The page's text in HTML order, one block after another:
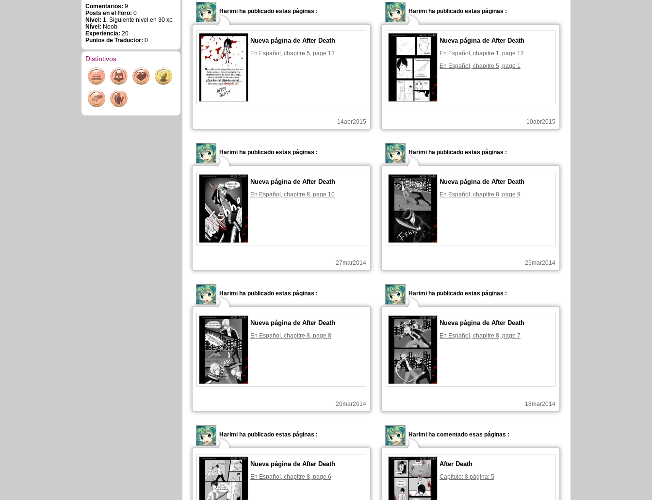
Comentarios: 9
Posts en el Foro: 0
Nivel: 1, Siguiente nivel en 30 xp
Nível: Noob
Experiencia: 20
Puntos de Traductor: 0
Distintivos
Harimi ha publicado estas páginas :
Nueva página de After Death
En Español, chapitre 5, page 13
14abr2015
Harimi ha publicado estas páginas :
Nueva página de After Death
En Español, chapitre 1, page 12
En Español, chapitre 5, page 1
10abr2015
Harimi ha publicado estas páginas :
Nueva página de After Death
En Español, chapitre 8, page 10
27mar2014
Harimi ha publicado estas páginas :
Nueva página de After Death
En Español, chapitre 8, page 9
25mar2014
Harimi ha publicado estas páginas :
Nueva página de After Death
En Español, chapitre 8, page 8
20mar2014
Harimi ha publicado estas páginas :
Nueva página de After Death
En Español, chapitre 8, page 7
18mar2014
Harimi ha publicado estas páginas :
Nueva página de After Death
En Español, chapitre 8, page 6
Harimi ha comentado esas páginas :
After Death
Capítulo: 8 página: 5